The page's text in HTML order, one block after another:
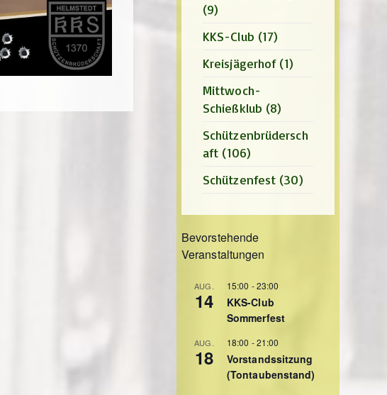
(9)
KKS-Club (17)
Kreisjägerhof (1)
Mittwoch-
Schießklub (8)
Schützenbrüdersch
aft (106)
Schützenfest (30)
Bevorstehende
Veranstaltungen
AUG.
14
15:00 -23:00
KKS-Club
Sommerfest
AUG.
18
18:00 -21:00
Vorstandssitzung
(Tontaubenstand)